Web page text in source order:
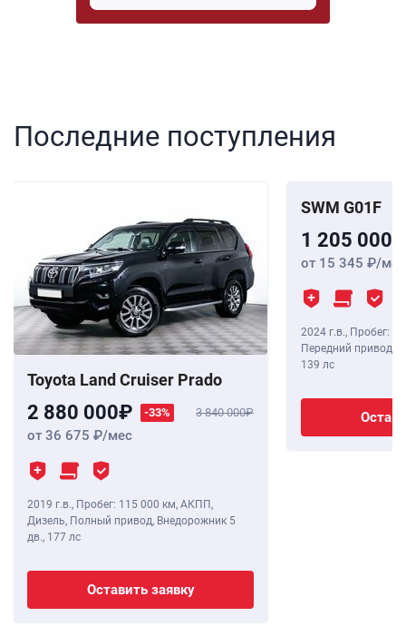
Последние поступления
Toyota Land Cruiser Prado
2 880 000 -33% 3 840 000
от 36 675 /мес
2019 г.в., Пробег: 115 000 км, АКПП,
Дизель, Полный привод, Внедорожник 5
дв., 177 лс
Оставить заявку
SWM G01F
1 205 000
от 15 345 /мес
2024 г.в., Пробег: 8
Передний привод,
139 лс